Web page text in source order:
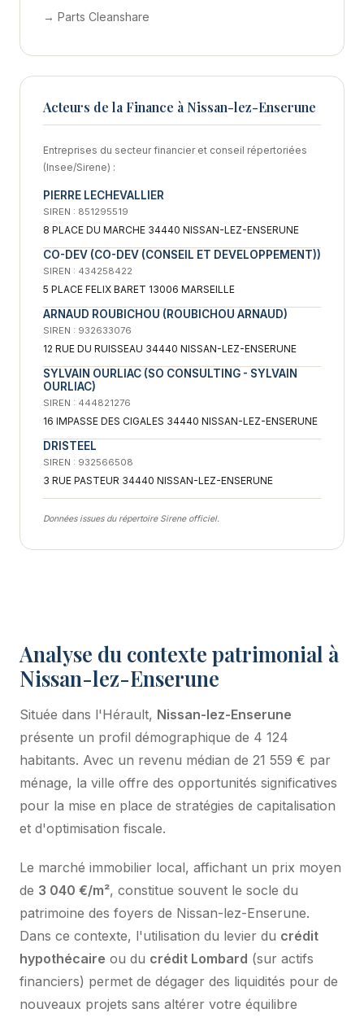
Analyse du contexte patrimonial à
Nissan-lez-Enserune
Située dans l'Hérault, Nissan-lez-Enserune
présente un profil démographique de 4 124
habitants. Avec un revenu médian de 21 559 € par
ménage, la ville offre des opportunités significatives
pour la mise en place de stratégies de capitalisation
et d'optimisation fiscale.
Le marché immobilier local, affichant un prix moyen
de 3 040 €/m², constitue souvent le socle du
patrimoine des foyers de Nissan-lez-Enserune.
Dans ce contexte, l'utilisation du levier du crédit
hypothécaire ou du crédit Lombard (sur actifs
financiers) permet de dégager des liquidités pour de
nouveaux projets sans altérer votre équilibre
→ Parts Cleanshare
Acteurs de la Finance à Nissan-lez-Enserune
Entreprises du secteur financier et conseil répertoriées
(Insee/Sirene) :
PIERRE LECHEVALLIER
SIREN : 851295519
8 PLACE DU MARCHE 34440 NISSAN-LEZ-ENSERUNE
CO-DEV (CO-DEV (CONSEIL ET DEVELOPPEMENT))
SIREN : 434258422
5 PLACE FELIX BARET 13006 MARSEILLE
ARNAUD ROUBICHOU (ROUBICHOU ARNAUD)
SIREN : 932633076
12 RUE DU RUISSEAU 34440 NISSAN-LEZ-ENSERUNE
SYLVAIN OURLIAC (SO CONSULTING - SYLVAIN
OURLIAC)
SIREN : 444821276
16 IMPASSE DES CIGALES 34440 NISSAN-LEZ-ENSERUNE
DRISTEEL
SIREN : 932566508
3 RUE PASTEUR 34440 NISSAN-LEZ-ENSERUNE
Données issues du répertoire Sirene officiel.